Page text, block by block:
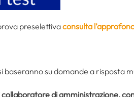
preselettivaconsulta
baseranno su domande a risposta
di amministrazione,